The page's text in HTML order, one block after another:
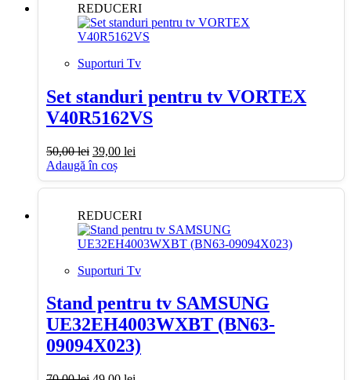
REDUCERI
Suporturi Tv
Set standuri pentru tv VORTEX
V40R5162VS
50,00lei Prețul
inițial
a
fost:
39,00 lei
este:
39,00 lei.
Adaugă în coș
REDUCERI
Suporturi Tv
Stand pentru tv SAMSUNG
UE32EH4003WXBT (BN63-
09094X023)